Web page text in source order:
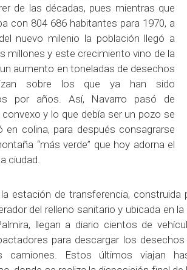
de las décadas, pues mientras que
con 804 686 habitantes para 1970, a
nuevo milenio la población llegó a
millones y este crecimiento vino de la
aumento en toneladas de desechos
sobre los que ya han sido
por años. Así, Navarro pasó de
y lo que debía ser un pozo se
en colina, para después consagrarse
“más verde” que hoy adorna el
ciudad.